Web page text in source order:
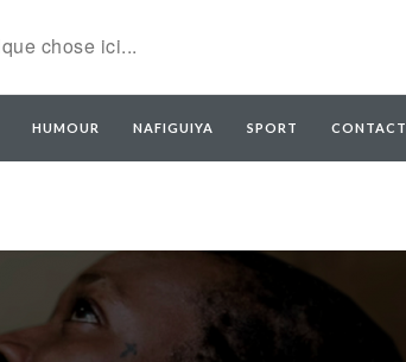
HUMOUR NAFIGUIYA SPORT CONTACT